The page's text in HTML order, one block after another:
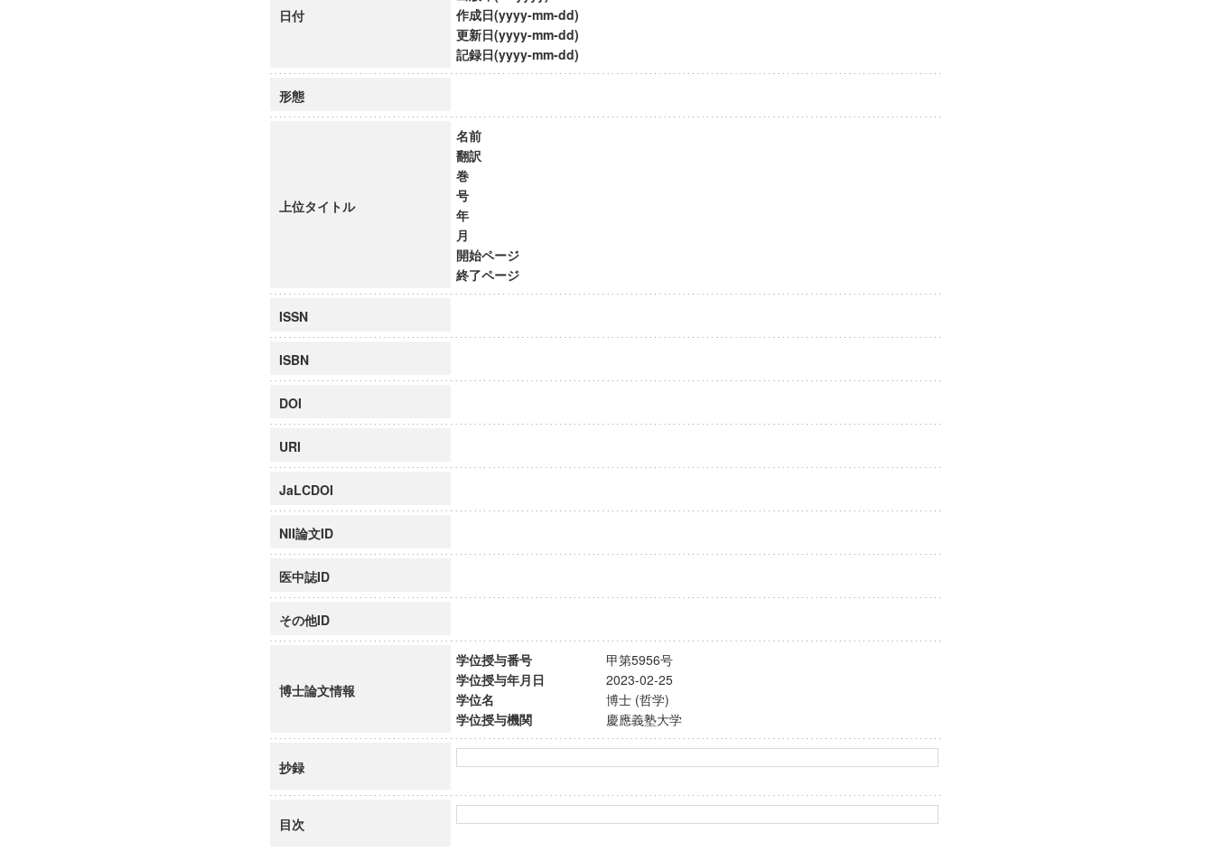
慶應義塾大学グローバルCOEプログラム論理と感性の先端的教育研究拠点
博士課程教育リーディングプログラム「超成熟社会発展のサイエンス」
日付
作成日(yyyy-mm-dd)
更新日(yyyy-mm-dd)
記録日(yyyy-mm-dd)
形態
上位タイトル
名前
翻訳
巻
号
年
月
開始ページ
終了ページ
ISSN
ISBN
DOI
URI
JaLCDOI
NII論文ID
医中誌ID
その他ID
博士論文情報
学位授与番号
甲第5956号
学位授与年月日
2023-02-25
学位名
博士 (哲学)
学位授与機関
慶應義塾大学
抄録
目次